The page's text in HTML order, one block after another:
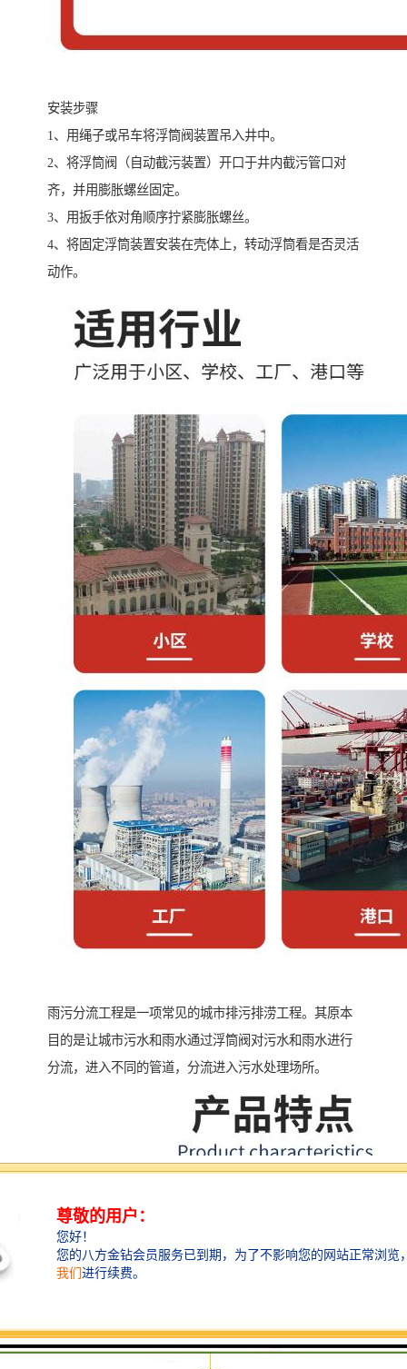
安装步骤
1、用绳子或吊车将浮筒阀装置吊入井中。
2、将浮筒阀（自动截污装置）开口于井内截污管口对
齐，并用膨胀螺丝固定。
3、用扳手依对角顺序拧紧膨胀螺丝。
4、将固定浮筒装置安装在壳体上，转动浮筒看是否灵活
动作。
雨污分流工程是一项常见的城市排污排涝工程。其原本
目的是让城市污水和雨水通过浮筒阀对污水和雨水进行
分流，进入不同的管道，分流进入污水处理场所。